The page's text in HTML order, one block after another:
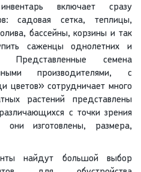
включает сразу
садовая сетка, теплицы,
бассейны, корзины и так
саженцы однолетних и
Представленные семена
производителями, с
цветов» сотрудничает много
растений представлены
с точки зрения
они изготовлены, размера,
найдут большой выбор